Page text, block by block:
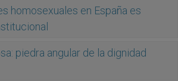
homosexuales en España es
piedra angular de la dignidad